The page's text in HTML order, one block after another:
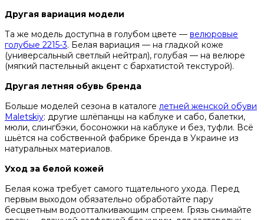
Другая вариация модели
Та же модель доступна в голубом цвете — велюровые
голубые 2215-3. Белая вариация — на гладкой коже
(универсальный светлый нейтрал), голубая — на велюре
(мягкий пастельный акцент с бархатистой текстурой).
Другая летняя обувь бренда
Больше моделей сезона в каталоге летней женской обуви
Maletskiy: другие шлёпанцы на каблуке и сабо, балетки,
мюли, слингбэки, босоножки на каблуке и без, туфли. Всё
шьётся на собственной фабрике бренда в Украине из
натуральных материалов.
Уход за белой кожей
Белая кожа требует самого тщательного ухода. Перед
первым выходом обязательно обработайте пару
бесцветным водоотталкивающим спреем. Грязь снимайте